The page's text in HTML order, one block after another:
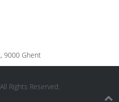
9000 Ghent
Rights Reserved.